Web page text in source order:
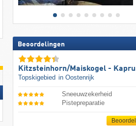
Beoordelingen
Kitzsteinhorn/​Maiskogel -
Topskigebied in Oostenrijk
Sneeuwzekerheid
Pistepreparatie